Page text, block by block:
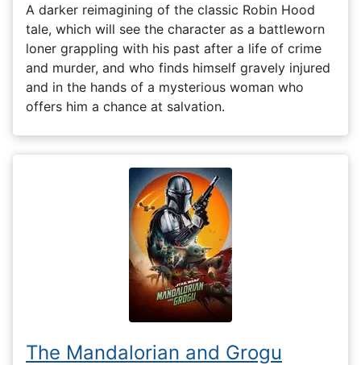
A darker reimagining of the classic Robin Hood
tale, which will see the character as a battleworn
loner grappling with his past after a life of crime
and murder, and who finds himself gravely injured
and in the hands of a mysterious woman who
offers him a chance at salvation.
The Mandalorian and Grogu